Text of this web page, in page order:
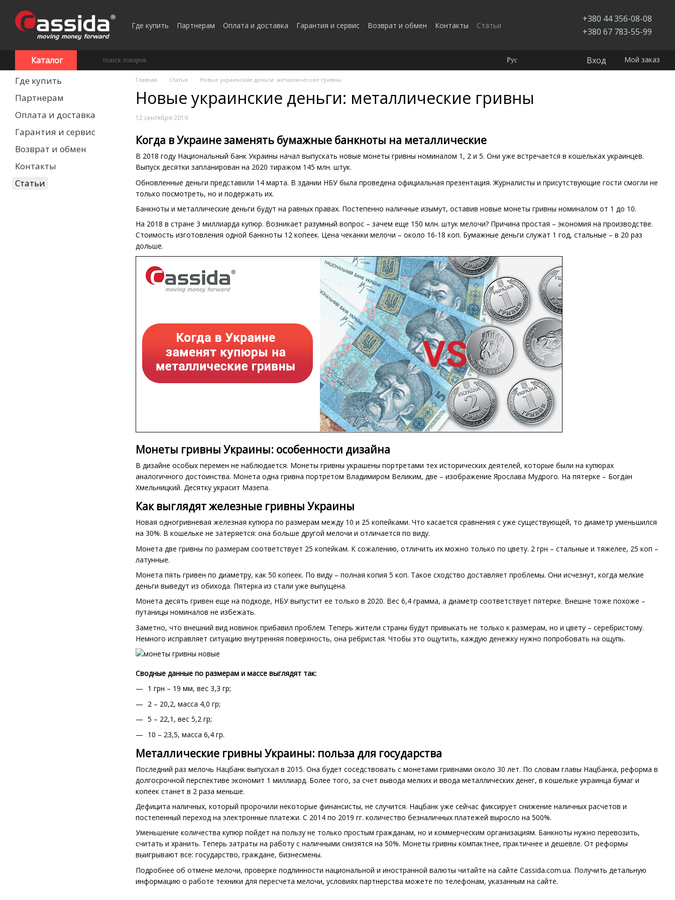
Где купить
Партнерам Оплата и доставка Гарантия и сервис Возврат и обмен Контакты Статьи
+380 44 356-08-08
+380 67 783-55-99
Каталог Рус Вход Мой заказ
Главная Статьи Новые украинские деньги: металлические гривны
Новые украинские деньги: металлические гривны
12 сентября 2019
Когда в Украине заменять бумажные банкноты на металлические
В 2018 году Национальный банк Украины начал выпускать новые монеты гривны номиналом 1, 2 и 5. Они уже встречается в кошельках украинцев.
Выпуск десятки запланирован на 2020 тиражом 145 млн. штук.
Обновленные деньги представили 14 марта. В здании НБУ была проведена официальная презентация. Журналисты и присутствующие гости смогли не
только посмотреть, но и подержать их.
Банкноты и металлические деньги будут на равных правах. Постепенно наличные изымут, оставив новые монеты гривны номиналом от 1 до 10.
На 2018 в стране 3 миллиарда купюр. Возникает разумный вопрос – зачем еще 150 млн. штук мелочи? Причина простая – экономия на производстве.
Стоимость изготовления одной банкноты 12 копеек. Цена чеканки мелочи – около 16-18 коп. Бумажные деньги служат 1 год, стальные – в 20 раз
дольше.
Монеты гривны Украины: особенности дизайна
В дизайне особых перемен не наблюдается. Монеты гривны украшены портретами тех исторических деятелей, которые были на купюрах
аналогичного достоинства. Монета одна гривна портретом Владимиром Великим, две – изображение Ярослава Мудрого. На пятерке – Богдан
Хмельницкий. Десятку украсит Мазепа.
Как выглядят железные гривны Украины
Новая одногривневая железная купюра по размерам между 10 и 25 копейками. Что касается сравнения с уже существующей, то диаметр уменьшился
на 30%. В кошельке не затеряется: она больше другой мелочи и отличается по виду.
Монета две гривны по размерам соответствует 25 копейкам. К сожалению, отличить их можно только по цвету. 2 грн – стальные и тяжелее, 25 коп –
латунные.
Монета пять гривен по диаметру, как 50 копеек. По виду – полная копия 5 коп. Такое сходство доставляет проблемы. Они исчезнут, когда мелкие
деньги выведут из обихода. Пятерка из стали уже выпущена.
Монета десять гривен еще на подходе, НБУ выпустит ее только в 2020. Вес 6,4 грамма, а диаметр соответствует пятерке. Внешне тоже похоже –
путаницы номиналов не избежать.
Заметно, что внешний вид новинок прибавил проблем. Теперь жители страны будут привыкать не только к размерам, но и цвету – серебристому.
Немного исправляет ситуацию внутренняя поверхность, она ребристая. Чтобы это ощутить, каждую денежку нужно попробовать на ощупь.
Сводные данные по размерам и массе выглядят так:
1 грн – 19 мм, вес 3,3 гр;
2 – 20,2, масса 4,0 гр;
5 – 22,1, вес 5,2 гр;
10 – 23,5, масса 6,4 гр.
Металлические гривны Украины: польза для государства
Последний раз мелочь Нацбанк выпускал в 2015. Она будет соседствовать с монетами гривнами около 30 лет. По словам главы Нацбанка, реформа в
долгосрочной перспективе экономит 1 миллиард. Более того, за счет вывода мелких и ввода металлических денег, в кошельке украинца бумаг и
копеек станет в 2 раза меньше.
Дефицита наличных, который пророчили некоторые финансисты, не случится. Нацбанк уже сейчас фиксирует снижение наличных расчетов и
постепенный переход на электронные платежи. С 2014 по 2019 гг. количество безналичных платежей выросло на 500%.
Уменьшение количества купюр пойдет на пользу не только простым гражданам, но и коммерческим организациям. Банкноты нужно перевозить,
считать и хранить. Теперь затраты на работу с наличными снизятся на 50%. Монеты гривны компактнее, практичнее и дешевле. От реформы
выигрывают все: государство, граждане, бизнесмены.
Подробнее об отмене мелочи, проверке подлинности национальной и иностранной валюты читайте на сайте Cassida.com.ua. Получить детальную
информацию о работе техники для пересчета мелочи, условиях партнерства можете по телефонам, указанным на сайте.
Где купить
Партнерам
Оплата и доставка
Гарантия и сервис
Возврат и обмен
Контакты
Статьи